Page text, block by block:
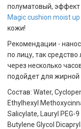
полуматовый,
Magic cushion moist up
кожи!
Рекомендации -
по лицу, так
через несколько
подойдет для
Состав: Water,
Ethylhexyl
Salicylate, Lauryl PEG-
Butylene Glycol